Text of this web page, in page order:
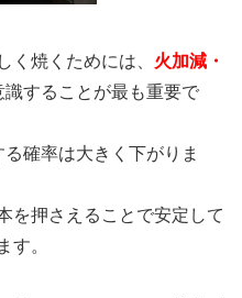
く焼くためには、 火加減・
識することが最も重要で
確率は大きく下がりま
を押さえることで安定して
す。